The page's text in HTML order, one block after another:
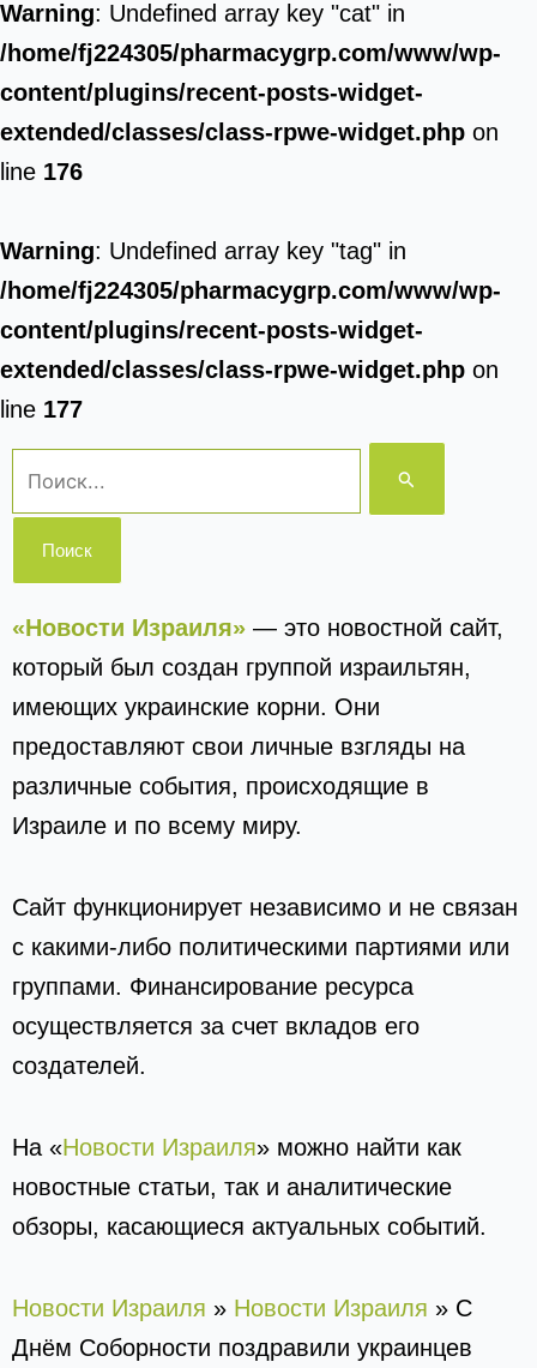
Warning: Undefined array key "cat" in
/home/fj224305/pharmacygrp.com/www/wp-
content/plugins/recent-posts-widget-
extended/classes/class-rpwe-widget.php on
line 176
Warning: Undefined array key "tag" in
/home/fj224305/pharmacygrp.com/www/wp-
content/plugins/recent-posts-widget-
extended/classes/class-rpwe-widget.php on
line 177
«Новости Израиля» — это новостной сайт,
который был создан группой израильтян,
имеющих украинские корни. Они
предоставляют свои личные взгляды на
различные события, происходящие в
Израиле и по всему миру.
Сайт функционирует независимо и не связан
с какими-либо политическими партиями или
группами. Финансирование ресурса
осуществляется за счет вкладов его
создателей.
На «Новости Израиля» можно найти как
новостные статьи, так и аналитические
обзоры, касающиеся актуальных событий.
Новости Израиля » Новости Израиля » С
Днём Соборности поздравили украинцев